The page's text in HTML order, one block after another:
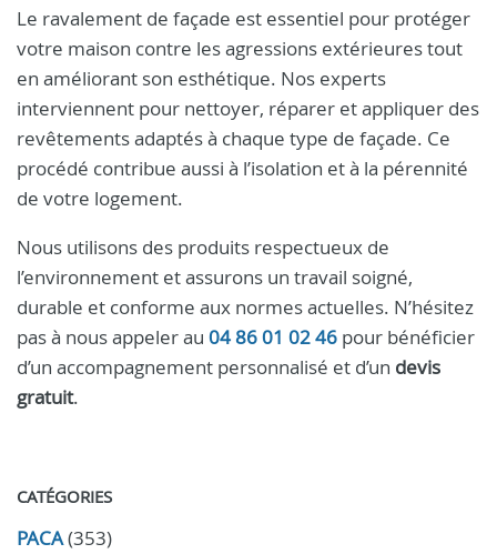
Le ravalement de façade est essentiel pour protéger
votre maison contre les agressions extérieures tout
en améliorant son esthétique. Nos experts
interviennent pour nettoyer, réparer et appliquer des
revêtements adaptés à chaque type de façade. Ce
procédé contribue aussi à l’isolation et à la pérennité
de votre logement.
Nous utilisons des produits respectueux de
l’environnement et assurons un travail soigné,
durable et conforme aux normes actuelles. N’hésitez
pas à nous appeler au 04 86 01 02 46 pour bénéficier
d’un accompagnement personnalisé et d’un devis
gratuit.
CATÉGORIES
PACA(353)